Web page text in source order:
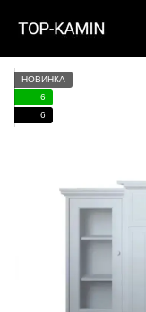
НОВИНКА
6
6